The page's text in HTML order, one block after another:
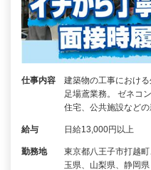
仕事内容
建築物の工事におけ
足場鳶業務。 ゼネコ
住宅、公共施設など
給与 日給13,000円以上
勤務地
東京都八王子市打越
玉県、山梨県、静岡